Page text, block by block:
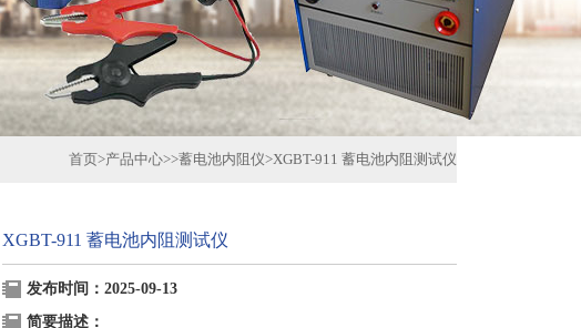
首页>产品中心>>蓄电池内阻仪>XGBT-911 蓄电池内阻测试仪
XGBT-911 蓄电池内阻测试仪
发布时间：2025-09-13
简要描述：